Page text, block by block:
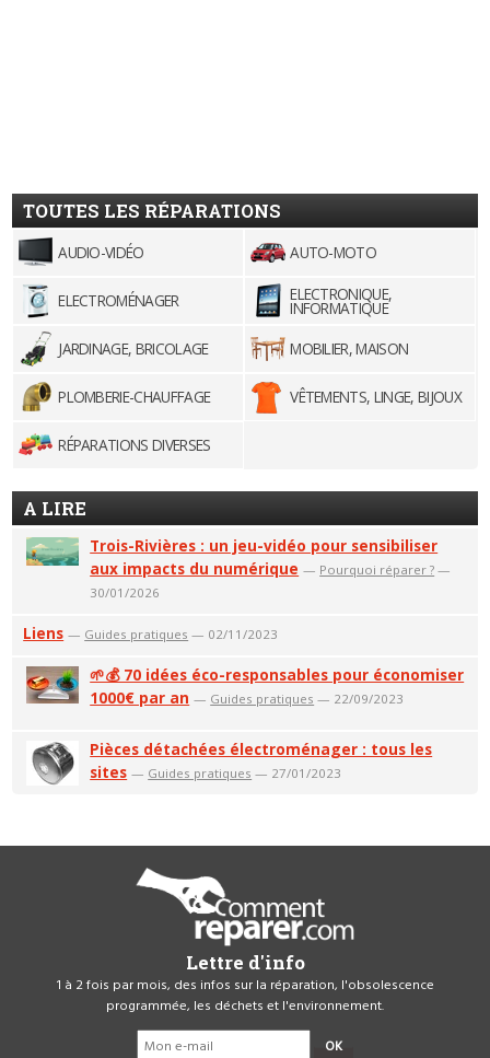
TOUTES LES RÉPARATIONS
AUDIO-VIDÉO AUTO-MOTO
ELECTROMÉNAGER ELECTRONIQUE,
INFORMATIQUE
JARDINAGE, BRICOLAGE
MOBILIER, MAISON
PLOMBERIE-CHAUFFAGE VÊTEMENTS, LINGE, BIJOUX
RÉPARATIONS DIVERSES
A LIRE
Trois-Rivières : un jeu-vidéo pour sensibiliser
aux impacts du numérique — Pourquoi réparer ? —
30/01/2026
Liens — Guides pratiques — 02/11/2023
🌱💰 70 idées éco-responsables pour économiser
1000€ par an — Guides pratiques — 22/09/2023
Pièces détachées électroménager : tous les
sites — Guides pratiques — 27/01/2023
Lettre d'info
1 à 2 fois par mois, des infos sur la réparation, l'obsolescence
programmée, les déchets et l'environnement.
OK